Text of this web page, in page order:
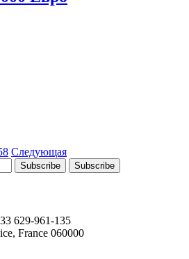
Следующая
Subscribe Subscribe
629-961-135
France 060000